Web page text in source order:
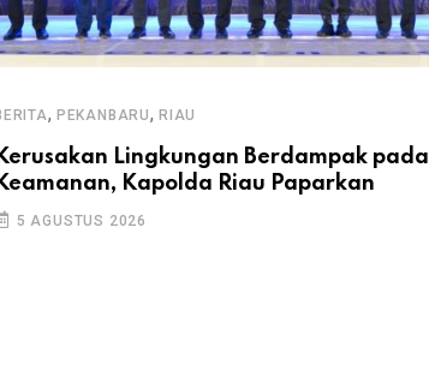
, PEKANBARU,RIAU
Kerusakan Lingkungan Berdampak pada
Keamanan, Kapolda Riau Paparkan
5 AGUSTUS 2026